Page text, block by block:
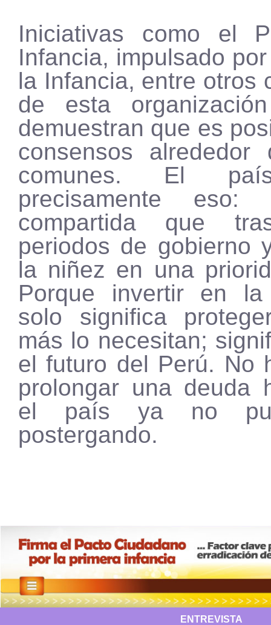
Iniciativas como el
Infancia, impulsado
la Infancia, entre otros
de esta
demuestran que es
consensos alrededor
comunes. El
precisamente eso:
compartida que
periodos de gobierno
la niñez en una
Porque invertir en
solo significa
más lo necesitan;
el futuro del Perú. No
prolongar una deuda
el país ya no
postergando.
ENTREVISTA